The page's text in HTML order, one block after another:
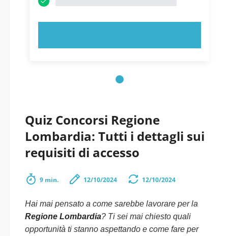
Quiz Concorsi Regione
Lombardia: Tutti i dettagli sui
requisiti di accesso
9 min. 12/10/2024 12/10/2024
Hai mai pensato a come sarebbe lavorare per la
Regione Lombardia? Ti sei mai chiesto quali
opportunità ti stanno aspettando e come fare per